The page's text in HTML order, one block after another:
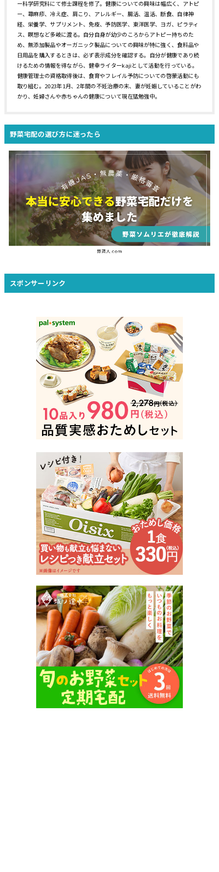
ー科学研究科にて修士課程を修了。健康についての興味は幅広く、アトピ
ー、蕁麻疹、冷え症、肩こり、アレルギー、腸活、温活、断食、自律神
経、栄養学、サプリメント、免疫、予防医学、東洋医学、ヨガ、ピラティ
ス、瞑想など多岐に渡る。自分自身が幼少のころからアトピー持ちのた
め、無添加製品やオーガニック製品についての興味が特に強く、食料品や
日用品を購入するときは、必ず表示成分を確認する。自分が健康であり続
けるための情報を得ながら、健幸ライターkajiとして活動を行っている。
健康管理士の資格取得後は、食育やフレイル予防についての啓蒙活動にも
取り組む。2023年1月、2年間の不妊治療の末、妻が妊娠していることがわ
かり、妊婦さんや赤ちゃんの健康について現在猛勉強中。
野菜宅配の選び方に迷ったら
スポンサーリンク